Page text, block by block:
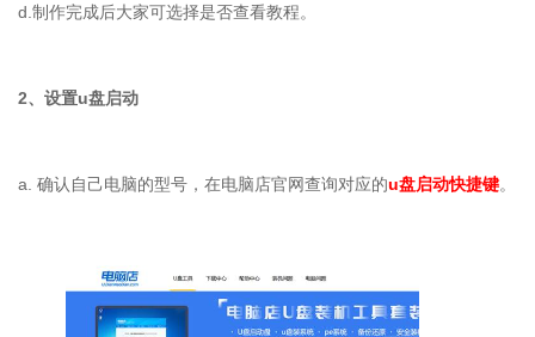
d.制作完成后大家可选择是否查看教程。
2、设置u盘启动
a. 确认自己电脑的型号，在电脑店官网查询对应的u盘启动快捷键。